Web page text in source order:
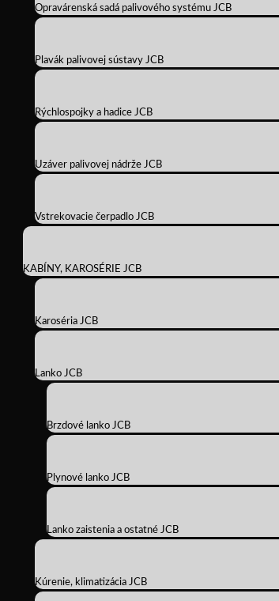
Opravárenská sadá palivového systému JCB
Plavák palivovej sústavy JCB
Rýchlospojky a hadice JCB
Uzáver palivovej nádrže JCB
Vstrekovacie čerpadlo JCB
KABÍNY, KAROSÉRIE JCB
Karoséria JCB
Lanko JCB
Brzdové lanko JCB
Plynové lanko JCB
Lanko zaistenia a ostatné JCB
Kúrenie, klimatizácia JCB